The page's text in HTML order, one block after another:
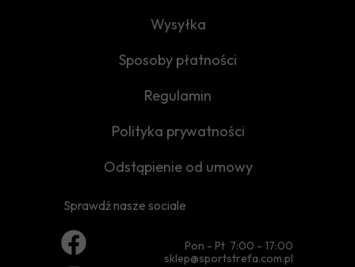
Pon - Pt 7:00 - 17:00
sklep@sportstrefa.com.pl
Sprawdź nasze sociale
Odstąpienie od umowy
Polityka prywatności
Regulamin
Sposoby płatności
Wysyłka